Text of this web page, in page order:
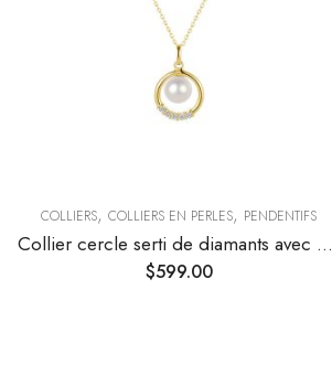
COLLIERS,COLLIERS EN PERLES, PENDENTIFS
Collier cercle serti de diamants avec perle centrale
$599.00